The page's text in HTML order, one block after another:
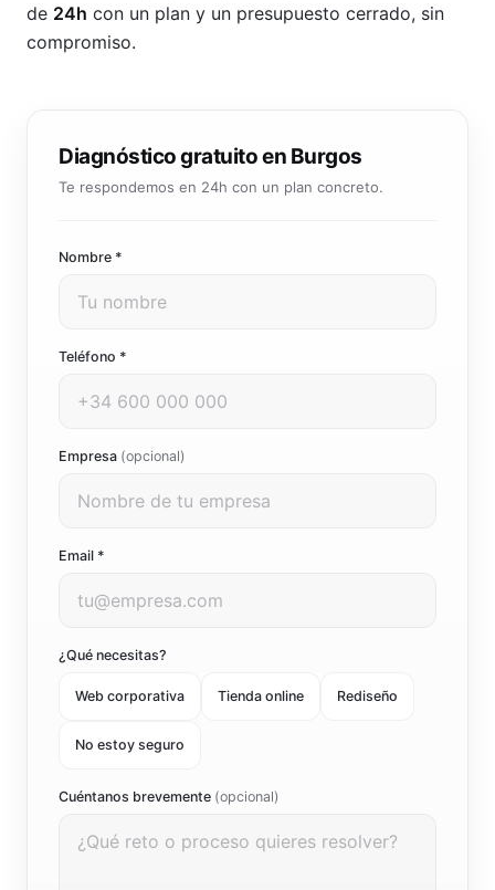
de 24h con un plan y un presupuesto cerrado, sin
compromiso.
Diagnóstico gratuito en Burgos
Te respondemos en 24h con un plan concreto.
Nombre *
Teléfono *
Empresa (opcional)
Email *
¿Qué necesitas?
Web corporativa Tienda online Rediseño
No estoy seguro
Cuéntanos brevemente (opcional)